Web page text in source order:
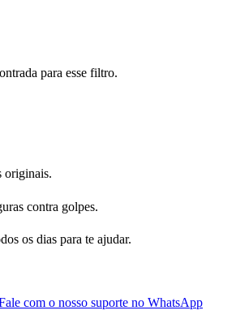
para esse filtro.
originais.
contra golpes.
os dias para te ajudar.
com o nosso suporte no WhatsApp